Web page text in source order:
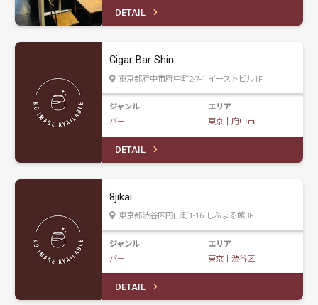
DETAIL
Cigar Bar Shin
東京都府中市府中町2-7-1 イーストビル1F
ジャンル
バー
エリア
東京｜ 府中市
DETAIL
8jikai
東京都渋谷区円山町1-16 しぶまる館3F
ジャンル
バー
エリア
東京｜ 渋谷区
DETAIL